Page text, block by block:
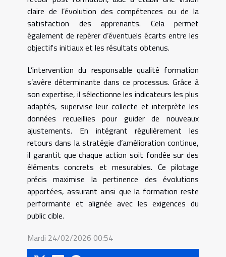
claire de l’évolution des compétences ou de la
satisfaction des apprenants. Cela permet
également de repérer d’éventuels écarts entre les
objectifs initiaux et les résultats obtenus.
L’intervention du responsable qualité formation
s’avère déterminante dans ce processus. Grâce à
son expertise, il sélectionne les indicateurs les plus
adaptés, supervise leur collecte et interprète les
données recueillies pour guider de nouveaux
ajustements. En intégrant régulièrement les
retours dans la stratégie d’amélioration continue,
il garantit que chaque action soit fondée sur des
éléments concrets et mesurables. Ce pilotage
précis maximise la pertinence des évolutions
apportées, assurant ainsi que la formation reste
performante et alignée avec les exigences du
public cible.
Mardi 24/02/2026 00:54